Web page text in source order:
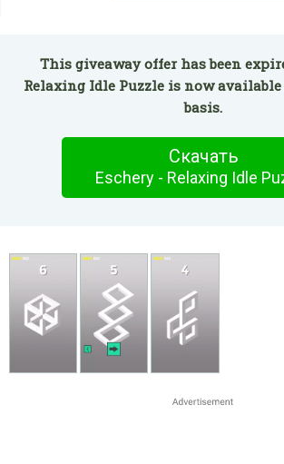
This giveaway offer has been
Relaxing Idle Puzzle is now
basis.
Скачать
Eschery - Relaxing Idle